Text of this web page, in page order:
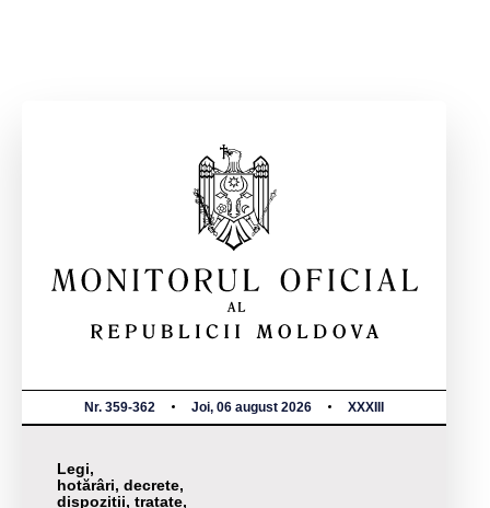
Nr. 359-362 Joi, 06 august 2026 XXXIII
Legi,
hotărâri, decrete,
dispoziții, tratate,